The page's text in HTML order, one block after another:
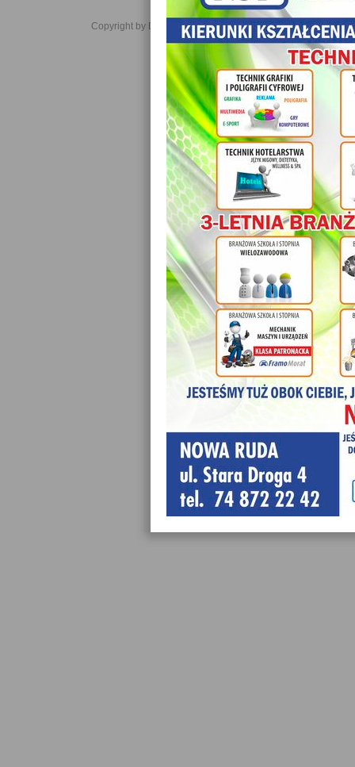
Copyright by Daniel JabĹoĹski 2006-2021. All rights